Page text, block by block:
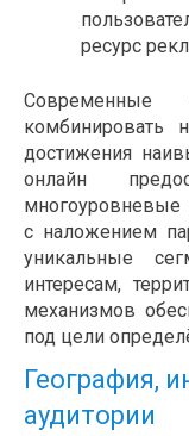
ресурс
Современные
комбинировать
достижения
онлайн
многоуровневые
с наложением
уникальные
интересам,
механизмов
под цели
География,
аудитории